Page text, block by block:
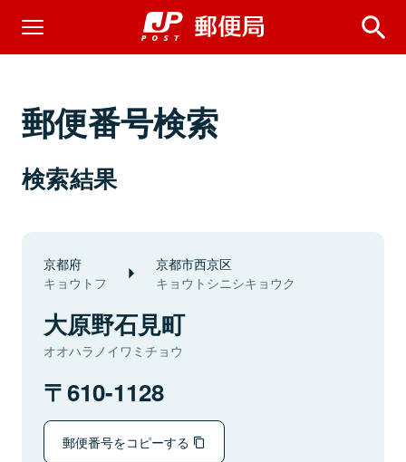
郵便番号検索
検索結果
京都府
キョウトフ
京都市西京区
キョウトシニシキョウク
大原野石見町
オオハラノイワミチョウ
610-1128
郵便番号をコピーする